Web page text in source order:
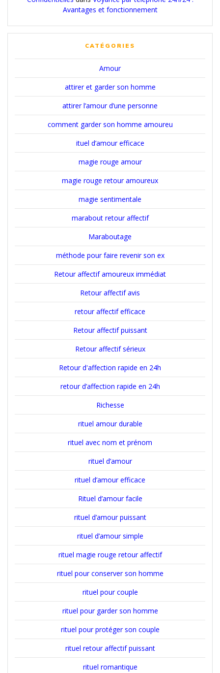
Avantages et fonctionnement
CATÉGORIES
Amour
attirer et garder son homme
attirer l’amour d’une personne
comment garder son homme amoureu
ituel d’amour efficace
magie rouge amour
magie rouge retour amoureux
magie sentimentale
marabout retour affectif
Maraboutage
méthode pour faire revenir son ex
Retour affectif amoureux immédiat
Retour affectif avis
retour affectif efficace
Retour affectif puissant
Retour affectif sérieux
Retour d'affection rapide en 24h
retour d’affection rapide en 24h
Richesse
rituel amour durable
rituel avec nom et prénom
rituel d’amour
rituel d’amour efficace
Rituel d’amour facile
rituel d’amour puissant
rituel d’amour simple
rituel magie rouge retour affectif
rituel pour conserver son homme
rituel pour couple
rituel pour garder son homme
rituel pour protéger son couple
rituel retour affectif puissant
rituel romantique